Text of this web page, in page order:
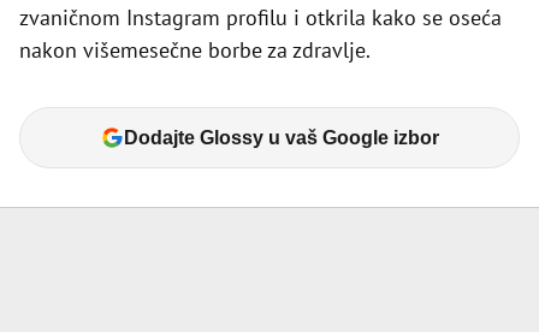
zvaničnom Instagram profilu i otkrila kako se oseća
nakon višemesečne borbe za zdravlje.
Dodajte Glossy u vaš Google izbor